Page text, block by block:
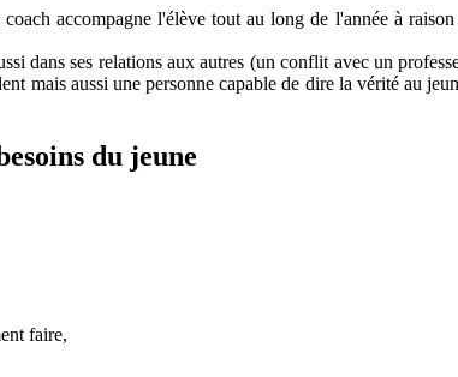
accompagne l'élève tout au long de l'année à
dans ses relations aux autres (un conflit avec un
mais aussi une personne capable de dire la vérité au
du jeune
faire,